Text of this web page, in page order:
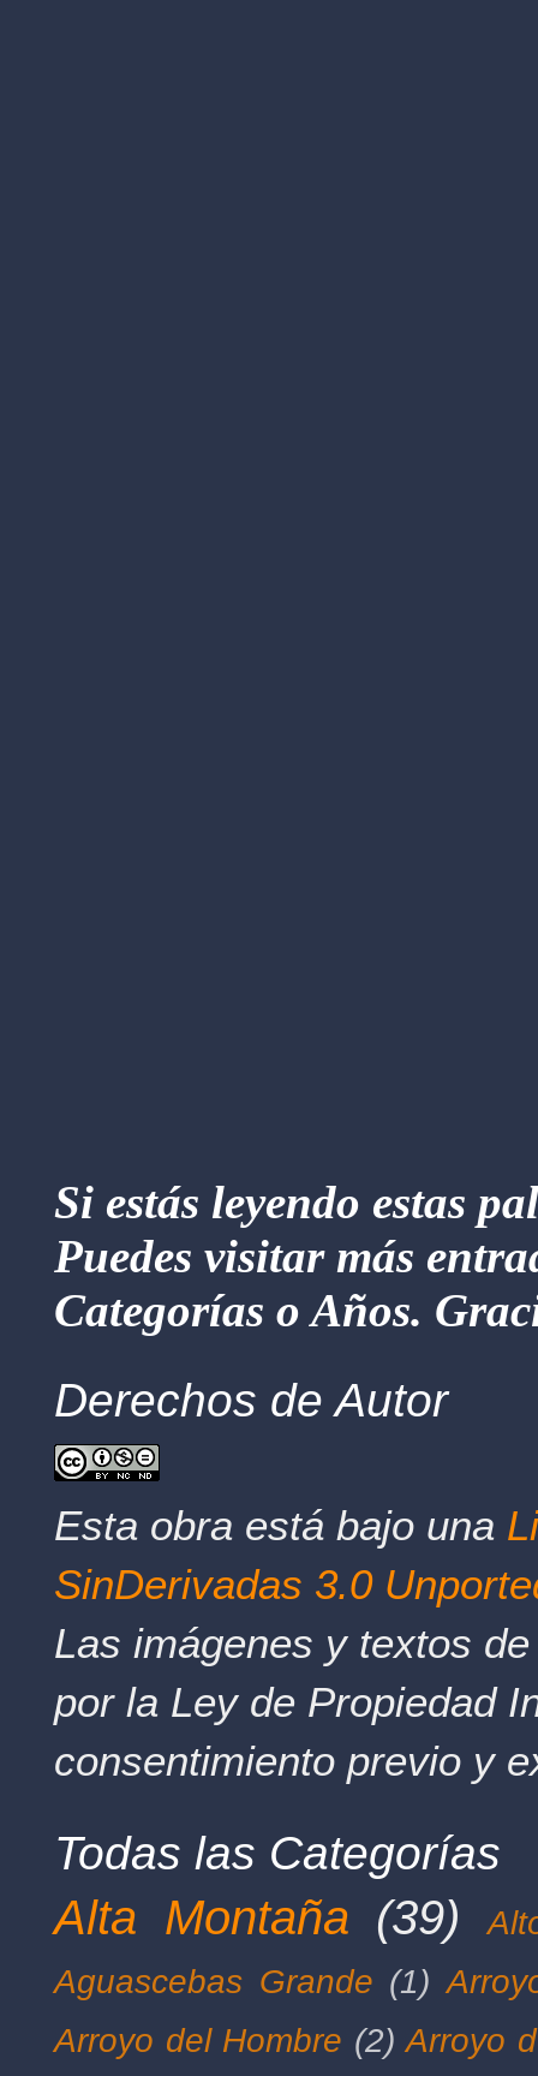
Si estás leyendo estas
Puedes visitar más
Categorías o Años.
Derechos de Autor
Esta obra está bajo una
SinDerivadas 3.0
Las imágenes y textos
por la Ley de Propiedad
consentimiento previo y
Todas las Categorías
Alta Montaña (39)
Aguascebas Grande (1)
Arroyo del Hombre (2) Arroyo